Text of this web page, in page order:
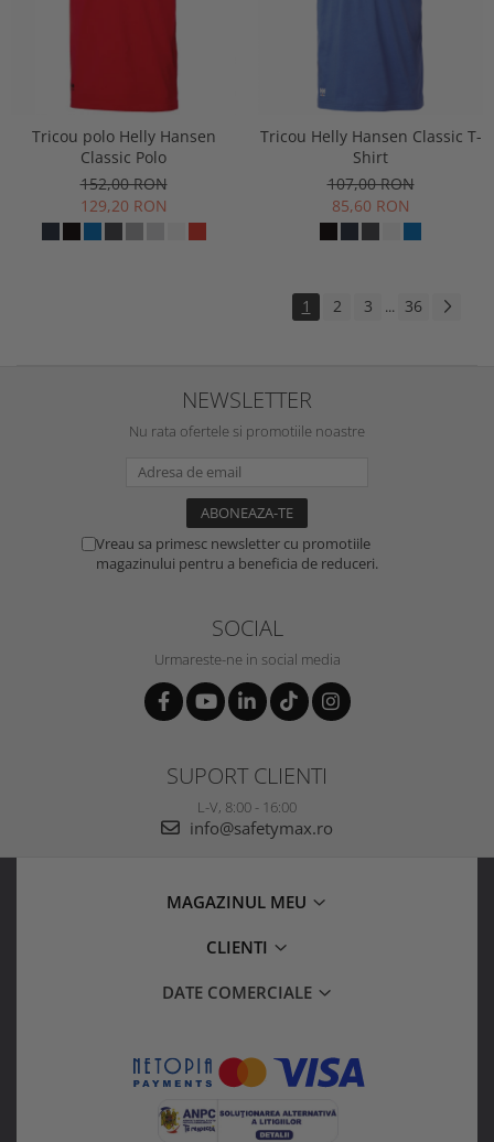
Tricou polo Helly Hansen
Classic Polo
152,00 RON
129,20 RON
Tricou Helly Hansen Classic T-
Shirt
107,00 RON
85,60 RON
1 2 3 ... 36
NEWSLETTER
Nu rata ofertele si promotiile noastre
Vreau sa primesc newsletter cu promotiile
magazinului pentru a beneficia de reduceri.
SOCIAL
Urmareste-ne in social media
SUPORT CLIENTI
L-V, 8:00 - 16:00
info@safetymax.ro
MAGAZINUL MEU
CLIENTI
DATE COMERCIALE